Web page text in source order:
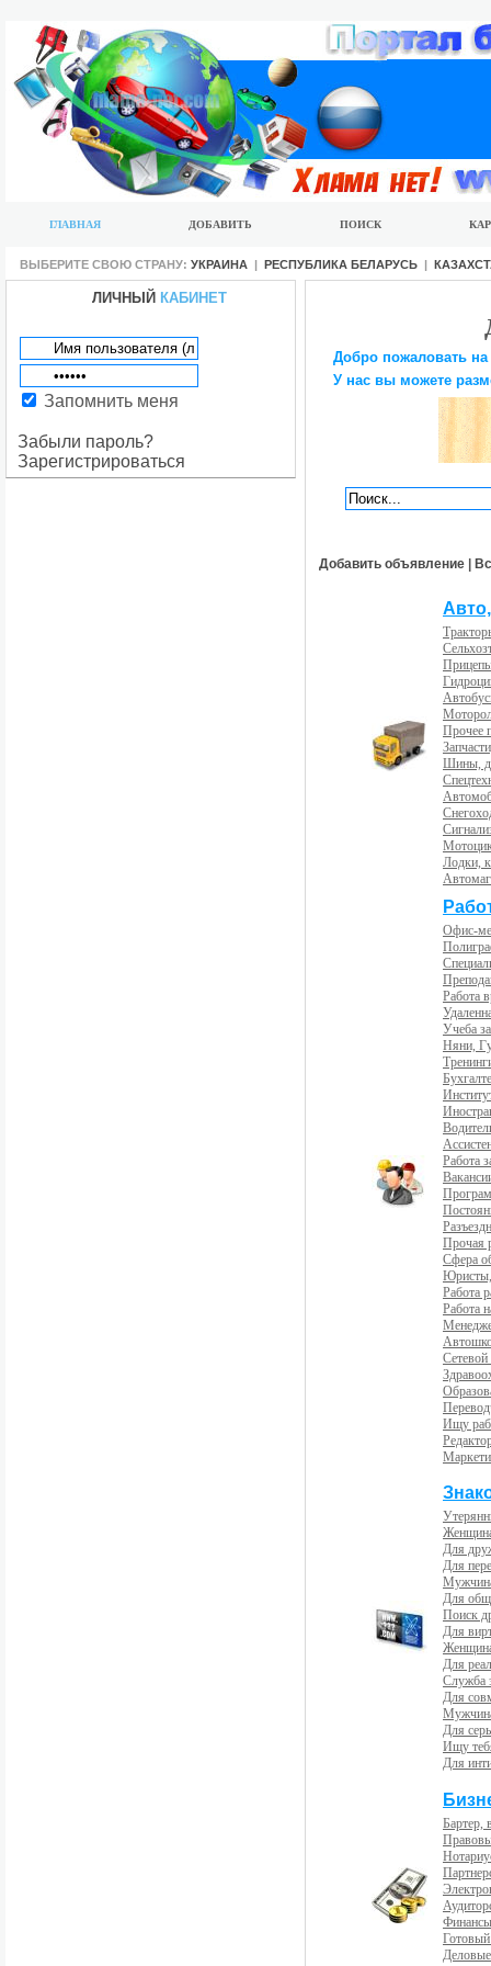
ГЛАВНАЯ ДОБАВИТЬ ПОИСК
ВЫБЕРИТЕ СВОЮ СТРАНУ: УКРАИНА | РЕСПУБЛИКА БЕЛАРУСЬ |
ЛИЧНЫЙ КАБИНЕТ
Запомнить меня
Забыли пароль?
Зарегистрироваться
Добро пожаловать
У нас вы можете
Добавить объявление |
Прочее
Шины,
Лодки,
Офис-
Работа
Учеба
Няни,
Работа
Прочая
Сфера
Юристы,
Работа
Работа
Сетевой
Ищу
Для
Для
Для
Поиск
Для
Для
Служба
Для
Для
Ищу
Для
Бартер,
Готовый